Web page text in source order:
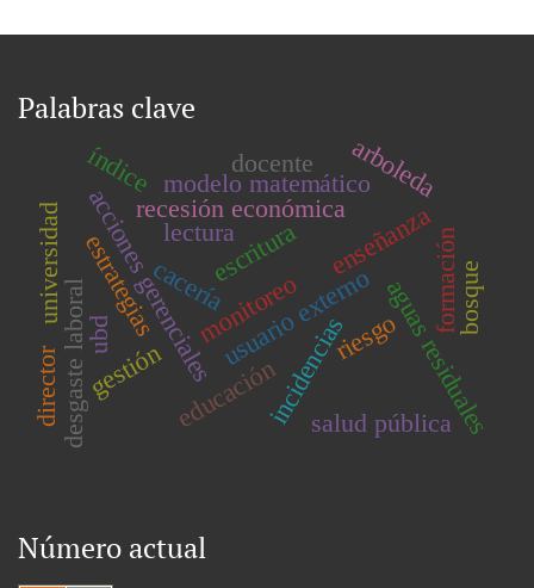
Palabras clave
monitoreo
cacería
riesgo
acciones gerenciales
estrategias
recesión económica
escritura
lectura enseñanza
usuario externo
desgaste laboral
modelo matemático
aguas residuales
incidencias
formación
gestión
universidad
docente
educación salud pública
director
índice arboleda
bosque
ubd
Número actual